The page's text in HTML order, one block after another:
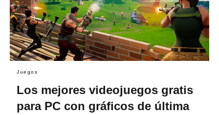
Juegos
Los mejores videojuegos gratis
para PC con gráficos de última